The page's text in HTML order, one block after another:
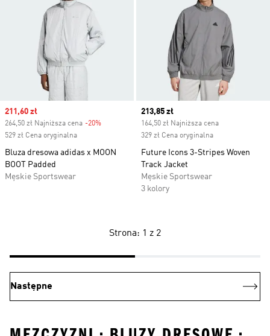
Sale price
211,60 zł
264,50 zł Najniższa cena -20%
529 zł Cena oryginalna
Bluza dresowa adidas x MOON
BOOT Padded
Męskie Sportswear
Current price
213,85 zł
164,50 zł Najniższa cena
329 zł Cena oryginalna
Future Icons 3-Stripes Woven
Track Jacket
Męskie Sportswear
3 kolory
Strona: 1 z 2
Następne